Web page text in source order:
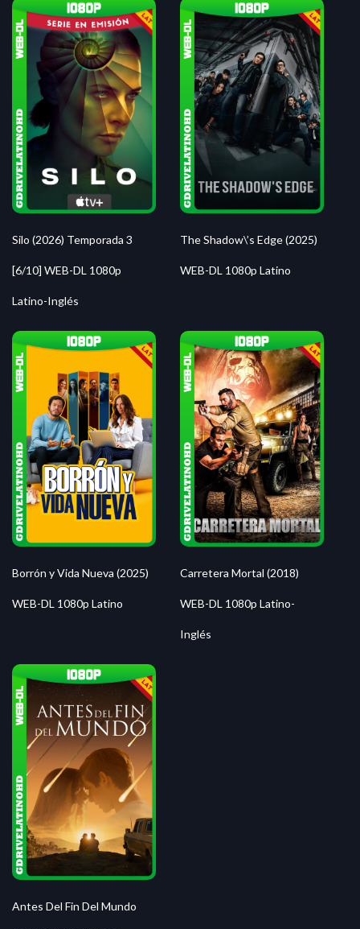
Silo (2026) Temporada 3
[6/10] WEB-DL 1080p
Latino-Inglés
The Shadow\’s Edge (2025)
WEB-DL 1080p Latino
Borrón y Vida Nueva (2025)
WEB-DL 1080p Latino
Carretera Mortal (2018)
WEB-DL 1080p Latino-
Inglés
Antes Del Fin Del Mundo